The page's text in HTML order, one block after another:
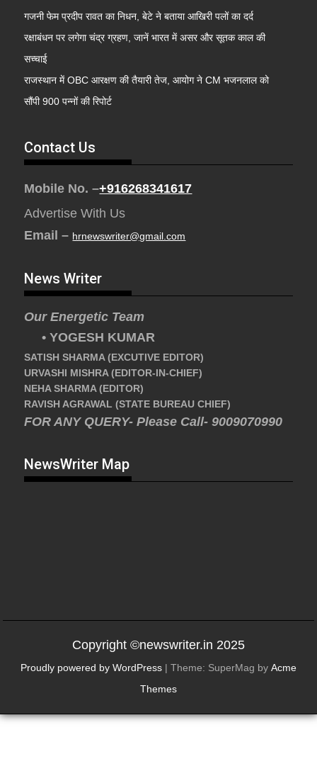
गजनी फेम प्रदीप रावत का निधन, बेटे ने बताया आखिरी पलों का दर्द
रक्षाबंधन पर लगेगा चंद्र ग्रहण, जानें भारत में असर और सूतक काल की
सच्चाई
राजस्थान में OBC आरक्षण की तैयारी तेज, आयोग ने CM भजनलाल को
सौंपी 900 पन्नों की रिपोर्ट
Contact Us
Mobile No. –+916268341617
Advertise With Us
Email – hrnewswriter@gmail.com
News Writer
Our Energetic Team
• YOGESH KUMAR
SATISH SHARMA (EXCUTIVE EDITOR)
URVASHI MISHRA (EDITOR-IN-CHIEF)
NEHA SHARMA (EDITOR)
RAVISH AGRAWAL (STATE BUREAU CHIEF)
FOR ANY QUERY- Please Call- 9009070990
NewsWriter Map
Copyright ©newswriter.in 2025
Proudly powered by WordPress | Theme: SuperMag by Acme
Themes